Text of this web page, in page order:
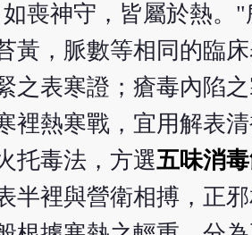
喪神守，皆屬於熱。
黃，脈數等相同的臨
之表寒證；瘡毒內陷
裡熱寒戰，宜用解表
托毒法，方選五味消
半裡與營衛相搏，正